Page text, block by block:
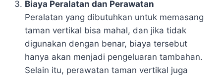
Biaya Peralatan dan Perawatan
Peralatan yang dibutuhkan untuk memasang
taman vertikal bisa mahal, dan jika tidak
digunakan dengan benar, biaya tersebut
hanya akan menjadi pengeluaran tambahan.
Selain itu, perawatan taman vertikal juga